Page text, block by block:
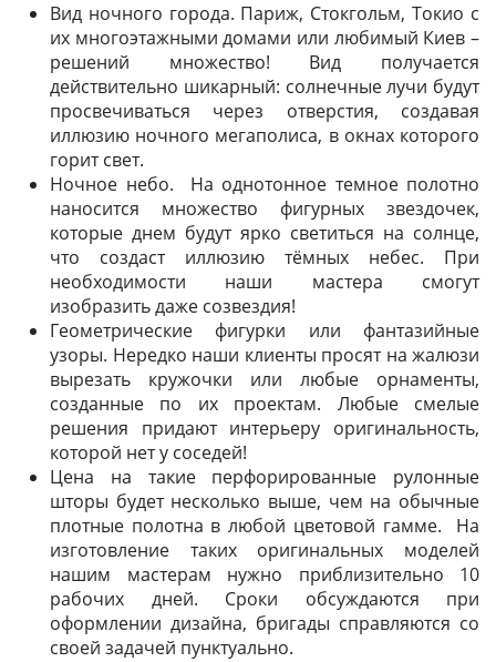
Вид ночного города. Париж, Стокгольм, Токио с
их многоэтажными домами или любимый Киев –
решений множество! Вид получается
действительно шикарный: солнечные лучи будут
просвечиваться через отверстия, создавая
иллюзию ночного мегаполиса, в окнах которого
горит свет.
Ночное небо. На однотонное темное полотно
наносится множество фигурных звездочек,
которые днем будут ярко светиться на солнце,
что создаст иллюзию тёмных небес. При
необходимости наши мастера смогут
изобразить даже созвездия!
Геометрические фигурки или фантазийные
узоры. Нередко наши клиенты просят на жалюзи
вырезать кружочки или любые орнаменты,
созданные по их проектам. Любые смелые
решения придают интерьеру оригинальность,
которой нет у соседей!
Цена на такие перфорированные рулонные
шторы будет несколько выше, чем на обычные
плотные полотна в любой цветовой гамме. На
изготовление таких оригинальных моделей
нашим мастерам нужно приблизительно 10
рабочих дней. Сроки обсуждаются при
оформлении дизайна, бригады справляются со
своей задачей пунктуально.